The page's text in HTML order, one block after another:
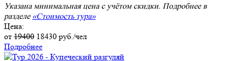
Указана минимальная цена с учётом скидки. Подробнее в
разделе «Стоимость тура»
Цена:
от 19400 18430 руб./чел
Подробнее